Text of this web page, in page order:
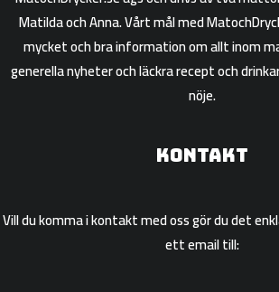
Matilda och Anna. Vårt mål med
mycket och bra information om allt inom
generella nyheter och läckra recept och
nöje.
Kontakt
Vill du komma i kontakt med oss gör du det
ett email till: